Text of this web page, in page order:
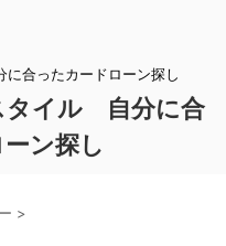
合ったカードローン探し
タイル 自分に合
ン探し
>